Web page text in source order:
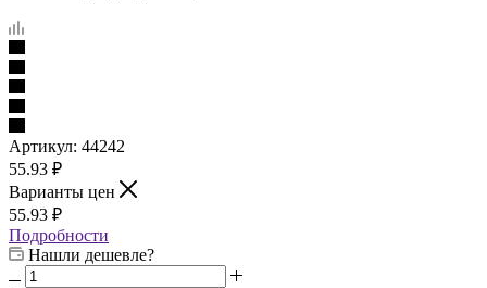
Артикул: 44242
55.93 ₽
Варианты цен
55.93 ₽
Подробности
Нашли дешевле?